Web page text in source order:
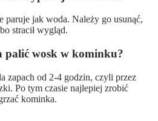
paruje jak woda. Należy go usunąć,
stracił wygląd.
palić wosk w kominku?
zapach od 2-4 godzin, czyli przez
Po tym czasie najlepiej zrobić
kominka.